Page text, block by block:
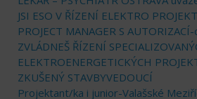
JSI ESO V ŘÍZENÍ ELEKTRO
PROJECT MANAGER S AUTORIZACÍ-
ZVLÁDNEŠ ŘÍZENÍ
ELEKTROENERGETICKÝCH
ZKUŠENÝ STAVBYVEDOUCÍ
Projektant/ka i junior-Valašské